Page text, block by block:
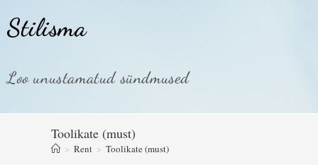
Stilisma
Loo unustamatud sündmused
Toolikate (must)
> Rent > Toolikate (must)